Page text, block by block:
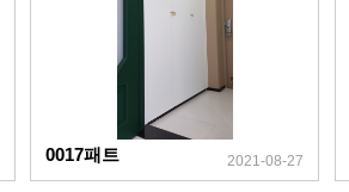
0017패트 2021-08-27